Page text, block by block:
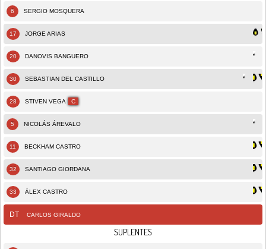
6 SERGIO MOSQUERA
17 JORGE ARIAS
20 DANOVIS BANGUERO
30 SEBASTIAN DEL CASTILLO
28 STIVEN VEGA C
5 NICOLÁS ÁREVALO
11 BECKHAM CASTRO
32 SANTIAGO GIORDANA
33 ÁLEX CASTRO
DT CARLOS GIRALDO
SUPLENTES